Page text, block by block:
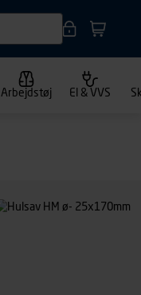
Arbejdstøj El & VVS